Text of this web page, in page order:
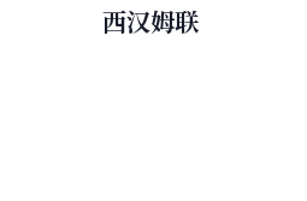
西汉姆联